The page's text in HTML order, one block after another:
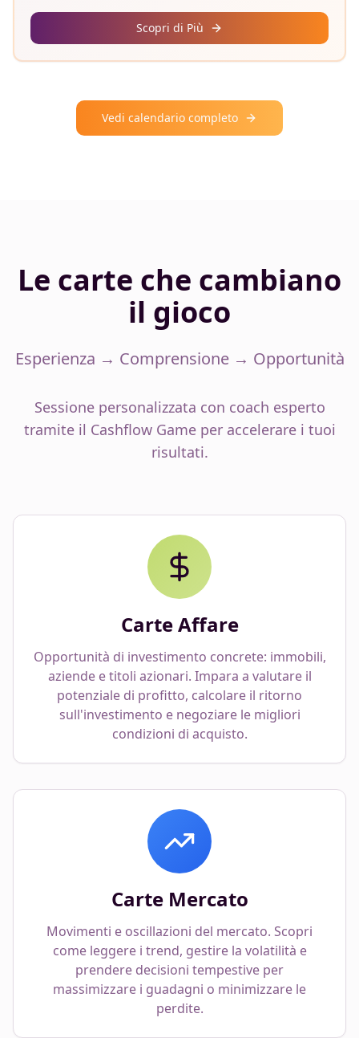
Scopri di Più
Vedi calendario completo
Le carte che cambiano
il gioco
Esperienza → Comprensione → Opportunità
Sessione personalizzata con coach esperto
tramite il Cashflow Game per accelerare i tuoi
risultati.
Carte Affare
Opportunità di investimento concrete: immobili,
aziende e titoli azionari. Impara a valutare il
potenziale di profitto, calcolare il ritorno
sull'investimento e negoziare le migliori
condizioni di acquisto.
Carte Mercato
Movimenti e oscillazioni del mercato. Scopri
come leggere i trend, gestire la volatilità e
prendere decisioni tempestive per
massimizzare i guadagni o minimizzare le
perdite.